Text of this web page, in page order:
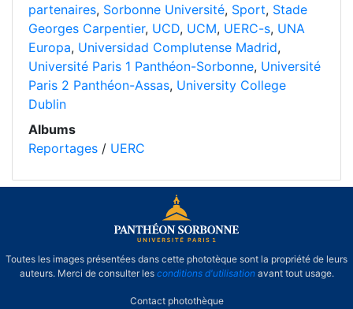
partenaires, Sorbonne Université, Sport, Stade
Georges Carpentier, UCD, UCM, UERC-s, UNA
Europa, Universidad Complutense Madrid,
Université Paris 1 Panthéon-Sorbonne, Université
Paris 2 Panthéon-Assas, University College
Dublin
Albums
Reportages / UERC
Toutes les images présentées dans cette phototèque sont la propriété de leurs
auteurs. Merci de consulter les conditions d'utilisationavant tout usage.
Contact photothèque